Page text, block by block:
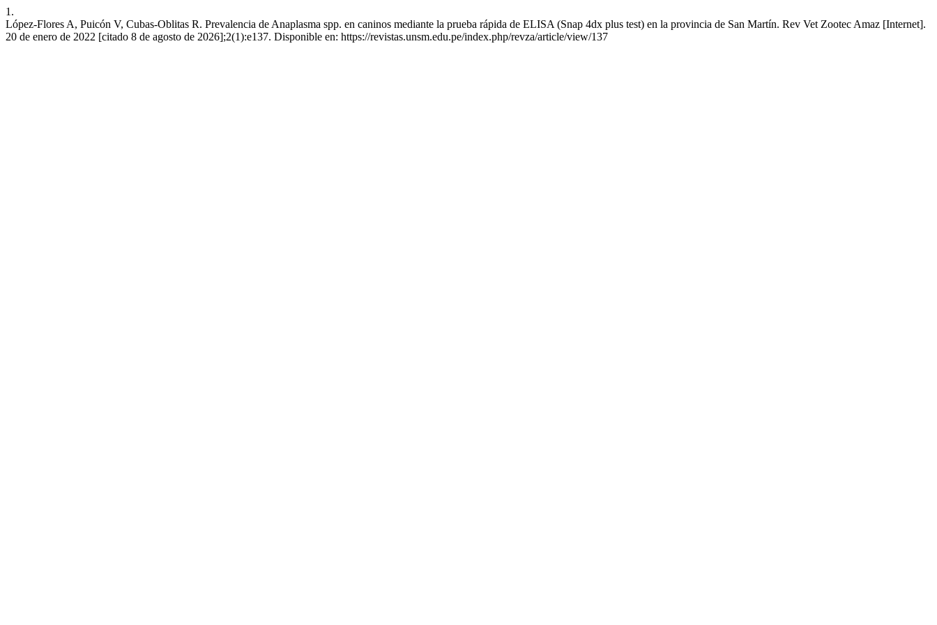
1.
López-Flores A, Puicón V, Cubas-Oblitas R. Prevalencia de Anaplasma spp. en caninos mediante la prueba rápida de ELISA (Snap 4dx plus test) en la provincia de San Martín. Rev Vet Zootec Amaz [Internet].
20 de enero de 2022 [citado 8 de agosto de 2026];2(1):e137. Disponible en: https://revistas.unsm.edu.pe/index.php/revza/article/view/137